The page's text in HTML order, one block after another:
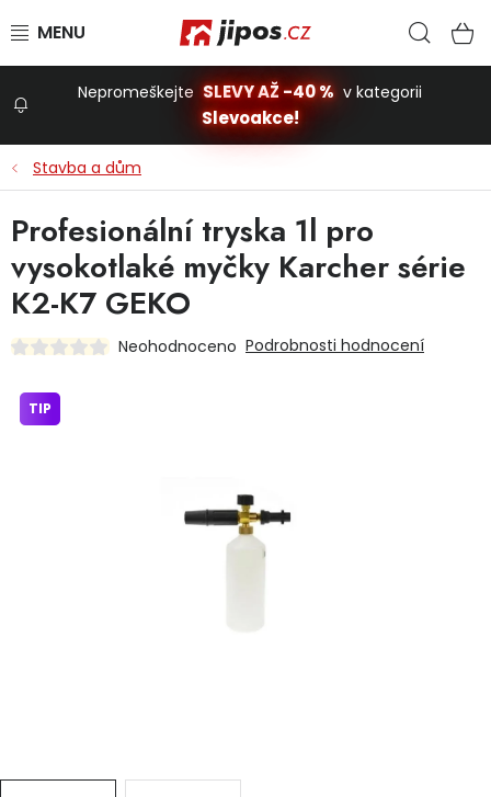
Stavba a dům
Dílna
Nepromeškejte SLEVY AŽ -40 % v kategorii
Slevoakce!
Stavba a dům
Profesionální tryska 1l pro
vysokotlaké myčky Karcher série
K2-K7 GEKO
Neohodnoceno Podrobnosti hodnocení
TIP